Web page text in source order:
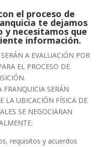
el proceso de
te dejamos
necesitamos que
información.
A EVALUACIÓN POR
EL PROCESO DE
FRANQUICIA SERÁN
LA UBICACIÓN FÍSICA DE
SE NEGOCIARAN
requisitos y acuerdos